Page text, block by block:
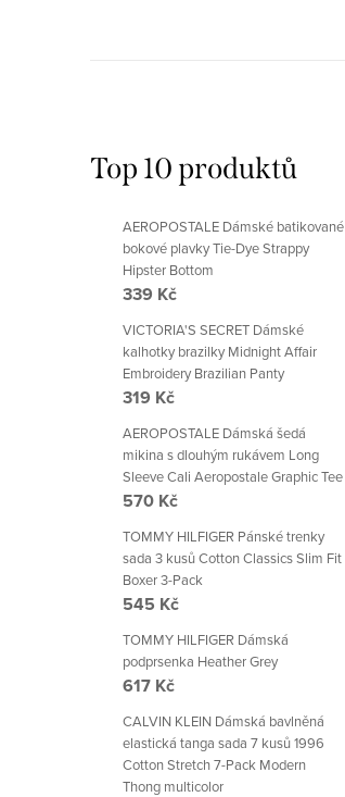
Top 10 produktů
AEROPOSTALE Dámské batikované
bokové plavky Tie-Dye Strappy
Hipster Bottom
339 Kč
VICTORIA'S SECRET Dámské
kalhotky brazilky Midnight Affair
Embroidery Brazilian Panty
319 Kč
AEROPOSTALE Dámská šedá
mikina s dlouhým rukávem Long
Sleeve Cali Aeropostale Graphic Tee
570 Kč
TOMMY HILFIGER Pánské trenky
sada 3 kusů Cotton Classics Slim Fit
Boxer 3-Pack
545 Kč
TOMMY HILFIGER Dámská
podprsenka Heather Grey
617 Kč
CALVIN KLEIN Dámská bavlněná
elastická tanga sada 7 kusů 1996
Cotton Stretch 7-Pack Modern
Thong multicolor